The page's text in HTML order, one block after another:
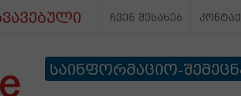
ჩვენ შესახებ
საინფორმაციო-